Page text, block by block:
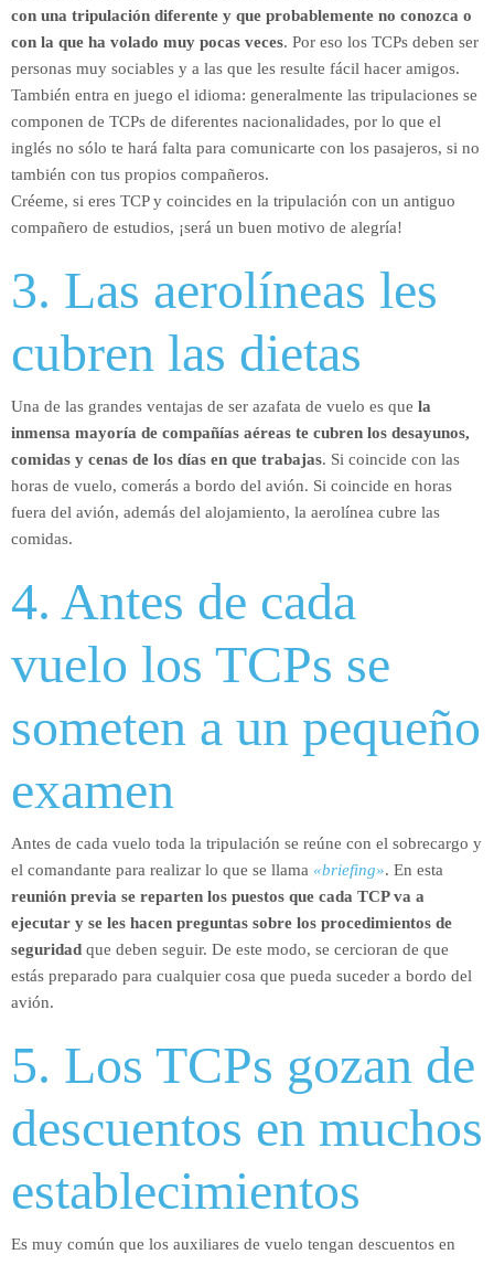
con una tripulación diferente y que probablemente no conozca o
con la que ha volado muy pocas veces. Por eso los TCPs deben ser
personas muy sociables y a las que les resulte fácil hacer amigos.
También entra en juego el idioma: generalmente las tripulaciones se
componen de TCPs de diferentes nacionalidades, por lo que el
inglés no sólo te hará falta para comunicarte con los pasajeros, si no
también con tus propios compañeros.
Créeme, si eres TCP y coincides en la tripulación con un antiguo
compañero de estudios, ¡será un buen motivo de alegría!
3. Las aerolíneas les
cubren las dietas
Una de las grandes ventajas de ser azafata de vuelo es que la
inmensa mayoría de compañías aéreas te cubren los desayunos,
comidas y cenas de los días en que trabajas. Si coincide con las
horas de vuelo, comerás a bordo del avión. Si coincide en horas
fuera del avión, además del alojamiento, la aerolínea cubre las
comidas.
4. Antes de cada
vuelo los TCPs se
someten a un pequeño
examen
Antes de cada vuelo toda la tripulación se reúne con el sobrecargo y
el comandante para realizar lo que se llama «briefing». En esta
reunión previa se reparten los puestos que cada TCP va a
ejecutar y se les hacen preguntas sobre los procedimientos de
seguridad que deben seguir. De este modo, se cercioran de que
estás preparado para cualquier cosa que pueda suceder a bordo del
avión.
5. Los TCPs gozan de
descuentos en muchos
establecimientos
Es muy común que los auxiliares de vuelo tengan descuentos en